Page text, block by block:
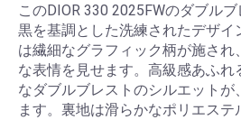
このDIOR 330 2025FWのダブルブ
黒を基調とした洗練されたデザイ
は繊細なグラフィック柄が施さ
な表情を見せます。高級感あふ
なダブルブレストのシルエットが
ます。裏地は滑らかなポリエス